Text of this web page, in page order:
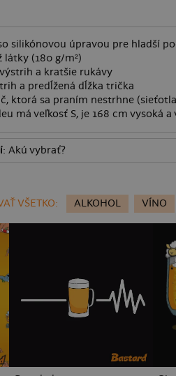
silikónovou úpravou pre hladší
látky (180 g/m²)
a kratšie rukávy
a predĺžená dĺžka trička
ktorá sa praním nestrhne
má veľkosť S, je 168 cm vysoká a
: Akú vybrať?
VŠETKO: ALKOHOL VÍNO